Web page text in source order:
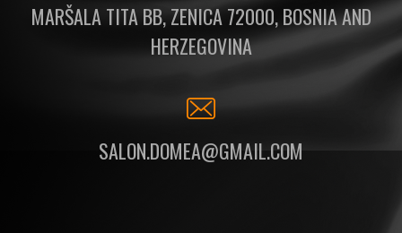
MARŠALA TITA BB, ZENICA 72000, BOSNIA AND
HERZEGOVINA
SALON.DOMEA@GMAIL.COM